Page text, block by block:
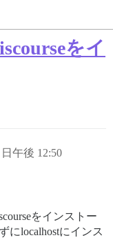
をイ
午後 12:50
をインストー
にlocalhostにインス